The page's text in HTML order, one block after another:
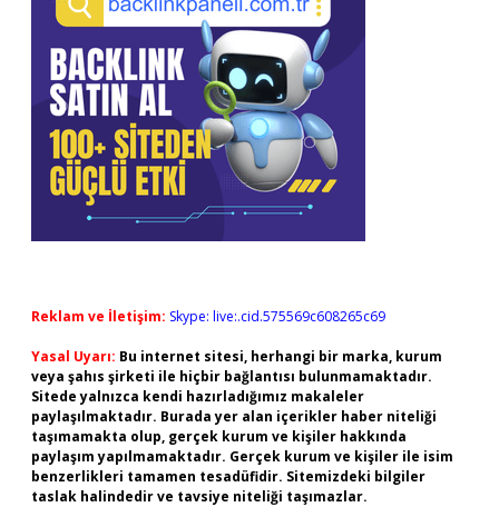
Reklam ve İletişim: Skype: live:.cid.575569c608265c69
Yasal Uyarı: Bu internet sitesi, herhangi bir marka, kurum
veya şahıs şirketi ile hiçbir bağlantısı bulunmamaktadır.
Sitede yalnızca kendi hazırladığımız makaleler
paylaşılmaktadır. Burada yer alan içerikler haber niteliği
taşımamakta olup, gerçek kurum ve kişiler hakkında
paylaşım yapılmamaktadır. Gerçek kurum ve kişiler ile isim
benzerlikleri tamamen tesadüfidir. Sitemizdeki bilgiler
taslak halindedir ve tavsiye niteliği taşımazlar.